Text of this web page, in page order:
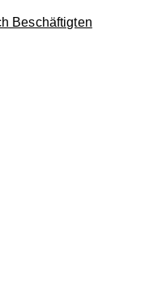
Beschäftigten